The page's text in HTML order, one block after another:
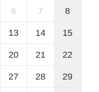
6 7 8
13 14 15
20 21 22
27 28 29